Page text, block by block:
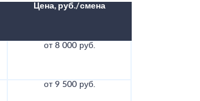
Цена, руб./смена
от 8 000 руб.
от 9 500 руб.